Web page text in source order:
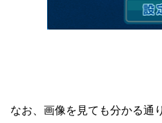
なお、画像を見ても分かる通